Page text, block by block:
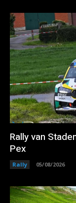
Rally van
Pex
Rally 05/08/2026